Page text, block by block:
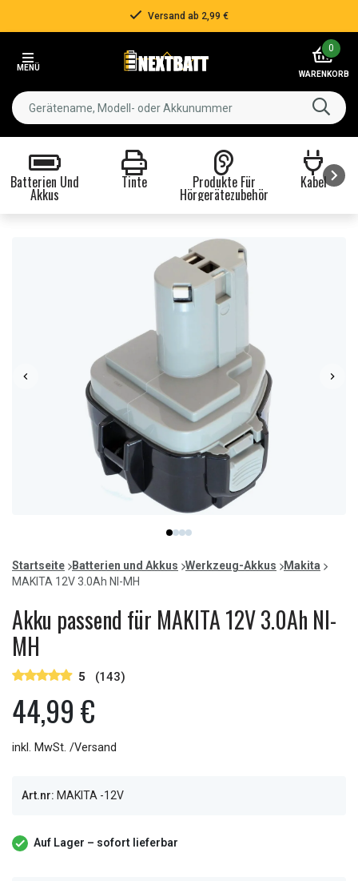
Über 500.000 Kunden!
MENÜ
0
WARENKORB
Batterien Und
Akkus
Tinte Produkte Für
Hörgerätezubehör
Kabel
item
0
item
1
item
2
item
3
of
4
Startseite Batterien und Akkus Werkzeug-Akkus
Makita
MAKITA 12V 3.0Ah NI-MH
Akku passend für MAKITA 12V 3.0Ah NI-
MH
5 (143)
44,99 €
inkl. MwSt. /Versand
Art.nr: MAKITA -12V
Auf Lager – sofort lieferbar